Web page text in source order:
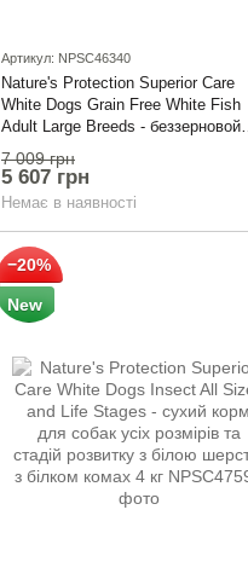
Артикул: NPSC46340
Nature's Protection Superior Care
White Dogs Grain Free White Fish
Adult Large Breeds - беззерновой
сухий корм для дорослих собак
великих порід з білою шерстю, з
білою рибою 17kg
7 009 грн
5 607 грн
Немає в наявності
−20%
New